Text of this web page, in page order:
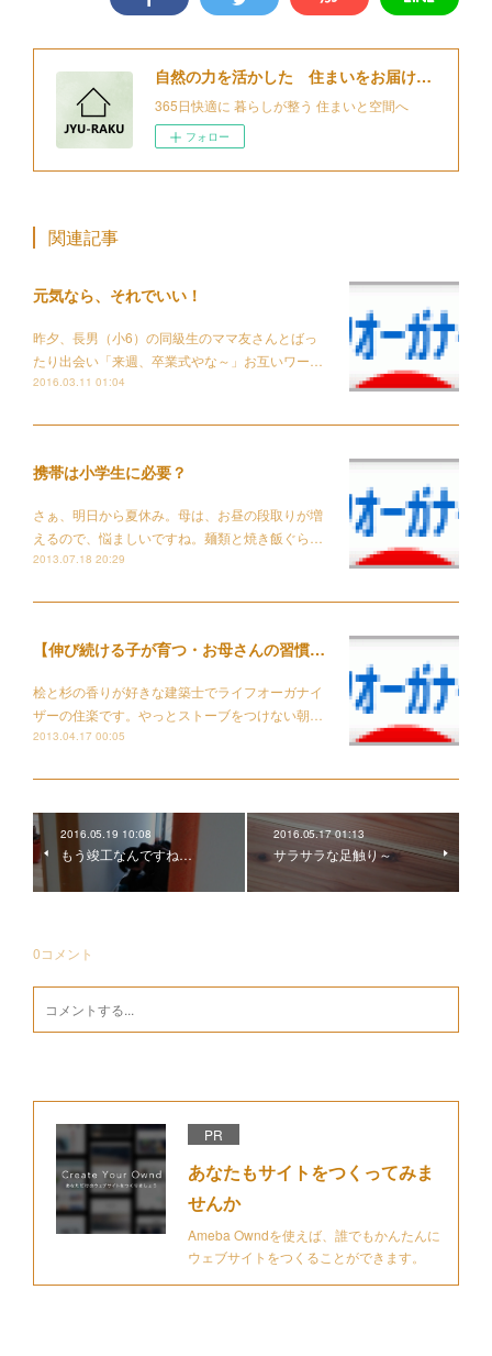
自然の力を活かした 住まいをお届けする 細江住楽設計
365日快適に 暮らしが整う 住まいと空間へ
フォロー
関連記事
元気なら、それでいい！
昨夕、長男（小6）の同級生のママ友さんとばっ
たり出会い「来週、卒業式やな～」お互いワー…
2016.03.11 01:04
携帯は小学生に必要？
さぁ、明日から夏休み。母は、お昼の段取りが増
えるので、悩ましいですね。麺類と焼き飯ぐら…
2013.07.18 20:29
【伸び続ける子が育つ・お母さんの習慣】読みました
桧と杉の香りが好きな建築士でライフオーガナイ
ザーの住楽です。やっとストーブをつけない朝…
2013.04.17 00:05
2016.05.19 10:08
もう竣工なんですね…
2016.05.17 01:13
サラサラな足触り～
0コメント
PR
あなたもサイトをつくってみま
せんか
Ameba Owndを使えば、誰でもかんたんに
ウェブサイトをつくることができます。